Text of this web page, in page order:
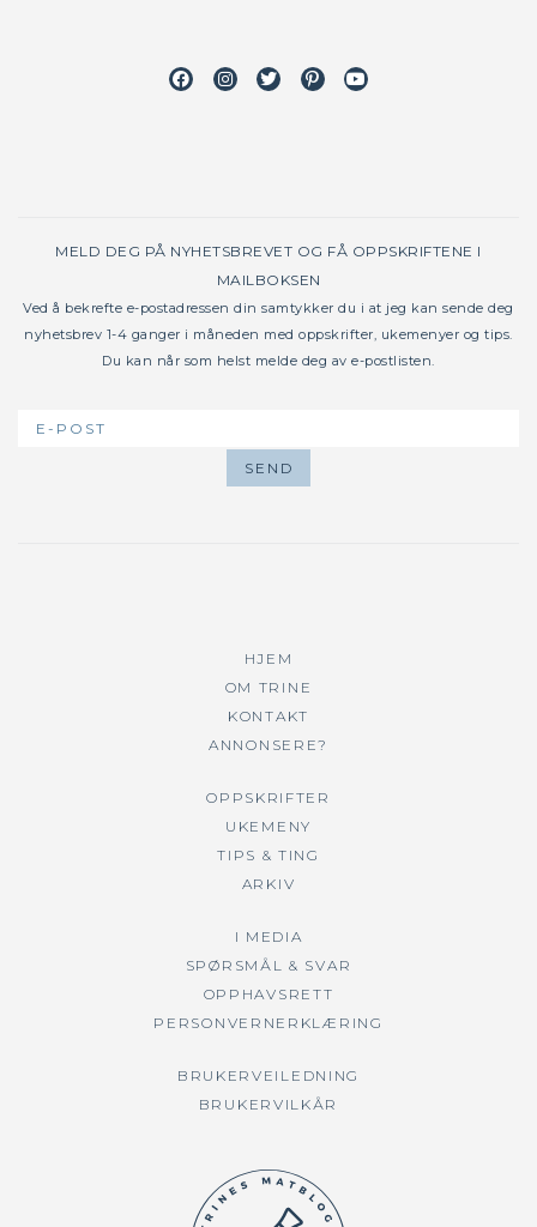
FacebookInstagram
TwitterPinterestYoutube
MELD DEG PÅ NYHETSBREVET OG FÅ OPPSKRIFTENE I
MAILBOKSEN
Ved å bekrefte e-postadressen din samtykker du i at jeg kan sende deg
nyhetsbrev 1-4 ganger i måneden med oppskrifter, ukemenyer og tips.
Du kan når som helst melde deg av e-postlisten.
HJEM
OM TRINE
KONTAKT
ANNONSERE?
OPPSKRIFTER
UKEMENY
TIPS & TING
ARKIV
I MEDIA
SPØRSMÅL & SVAR
OPPHAVSRETT
PERSONVERNERKLÆRING
BRUKERVEILEDNING
BRUKERVILKÅR